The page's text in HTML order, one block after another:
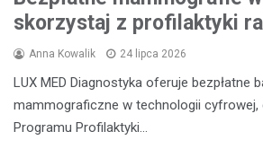
skorzystaj z profilaktyki
Anna Kowalik 24 lipca 2026
LUX MED Diagnostyka oferuje bezpłatne
mammograficzne w technologii cyfrowej,
Programu Profilaktyki…